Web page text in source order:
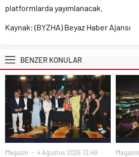
platformlarda yayımlanacak.
Kaynak: (BYZHA) Beyaz Haber Ajansı
BENZER KONULAR
Magazin 4 Ağustos 2026 13:49 Magazin